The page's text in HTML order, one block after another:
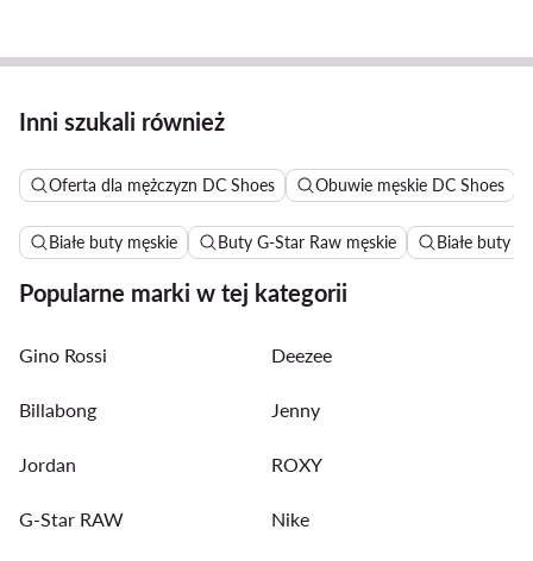
Inni szukali również
Oferta dla mężczyzn DC Shoes Obuwie męskie DC Shoes
Białe buty męskie Buty G-Star Raw męskie Białe buty
Popularne marki w tej kategorii
Gino Rossi Deezee
Billabong Jenny
Jordan ROXY
G-Star RAW Nike